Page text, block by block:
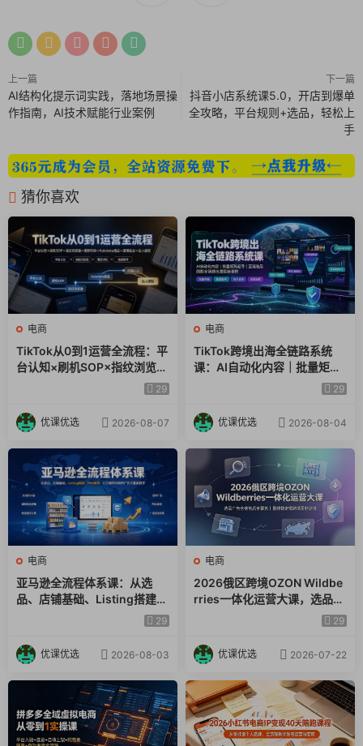
14.抖音小店最新标签起店流程–核心
16.如何选同行自带流量的产品
18.抖店的千次成交转化如何提升–核心
20.如何通过直播间动销–核心
21.产品有曝光、点击不出单怎么办
22.出单的产品如何放大流量
23.应季产品如何选爆款榜单产品
24.常规产品如何选自然流量的产品
25.抖店如何开子账号
上一篇
AI结构化提示词实践，落地场景操
作指南，AI技术赋能行业案例
下一篇
抖音小店系统课5.0，开店到爆单
全攻略，平台规则+选品，轻松上
手
猜你喜欢
电商
TikTok从0到1运营全流程：平
台认知×刷机SOP×指纹浏览器
×爆款对标×Kalodata选品×店
29
优课优选 2026-08-07
电商
TikTok跨境出海全链路系统
课：AI自动化内容｜批量矩阵
起号｜蓝海选品回款全链路出
29
优课优选 2026-08-04
电商
亚马逊全流程体系课：从选
品、店铺基础、Listing搭建、
FBA备货、后台操作到站内广29
优课优选 2026-08-03
电商
2026俄区跨境OZON Wildbe
rries一体化运营大课，选品广
告仓储售后全覆盖，搭建稳定
29
优课优选 2026-07-22